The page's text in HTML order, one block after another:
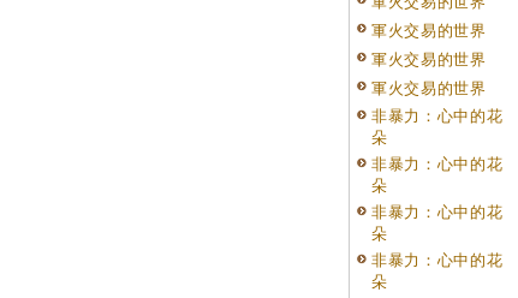
軍火交易的世界
軍火交易的世界
軍火交易的世界
非暴力：心中的花
朵
非暴力：心中的花
朵
非暴力：心中的花
朵
非暴力：心中的花
朵